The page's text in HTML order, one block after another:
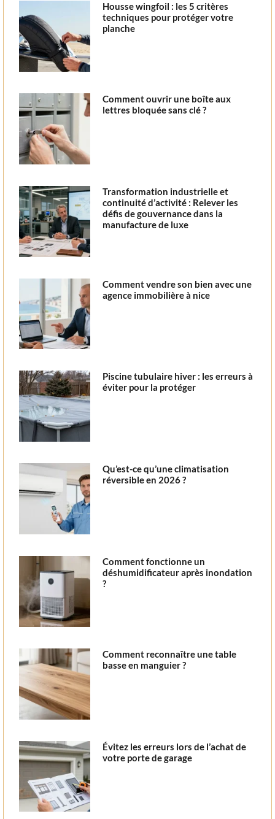
Housse wingfoil : les 5 critères
techniques pour protéger votre
planche
Comment ouvrir une boîte aux
lettres bloquée sans clé ?
Transformation industrielle et
continuité d’activité : Relever les
défis de gouvernance dans la
manufacture de luxe
Comment vendre son bien avec une
agence immobilière à nice
Piscine tubulaire hiver : les erreurs à
éviter pour la protéger
Qu’est-ce qu’une climatisation
réversible en 2026 ?
Comment fonctionne un
déshumidificateur après inondation
?
Comment reconnaître une table
basse en manguier ?
Évitez les erreurs lors de l’achat de
votre porte de garage